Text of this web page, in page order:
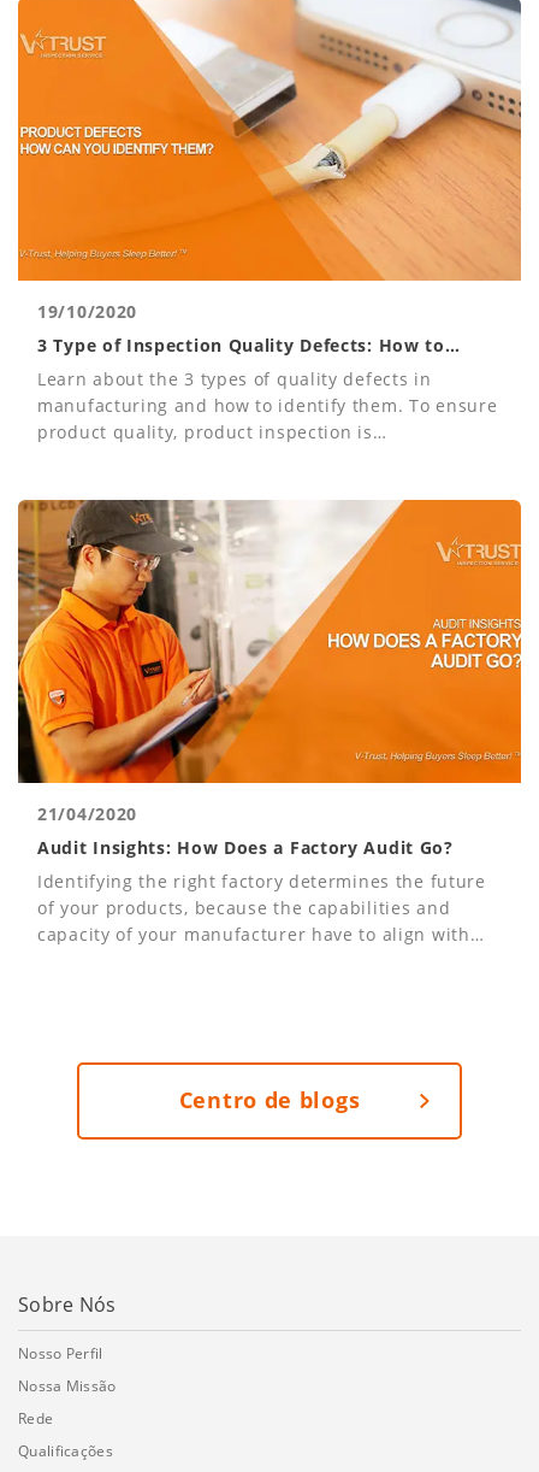
19/10/2020
3 Type of Inspection Quality Defects: How to
Identify?
Learn about the 3 types of quality defects in
manufacturing and how to identify them. To ensure
product quality, product inspection is
21/04/2020
Audit Insights: How Does a Factory Audit Go?
Identifying the right factory determines the future
of your products, because the capabilities and
capacity of your manufacturer have to align with
Centro de blogs
Sobre Nós
Nosso Perfil
Nossa Missão
Rede
Qualificações